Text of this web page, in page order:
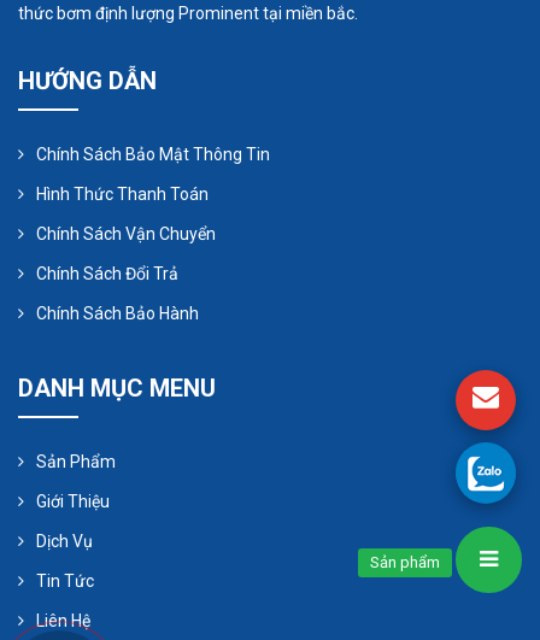
thức bơm định lượng Prominent tại miền bắc.
HƯỚNG DẪN
Chính Sách Bảo Mật Thông Tin
Hình Thức Thanh Toán
Chính Sách Vận Chuyển
Chính Sách Đổi Trả
Chính Sách Bảo Hành
DANH MỤC MENU
Sản Phẩm
Giới Thiệu
Dịch Vụ
Tin Tức
Liên Hệ
Sản phẩm